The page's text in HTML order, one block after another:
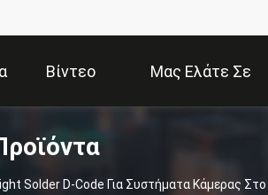
Βίντεο Μας Ελάτε Σε
Solder D-Code Για Συστήματα Κάμερας Στο